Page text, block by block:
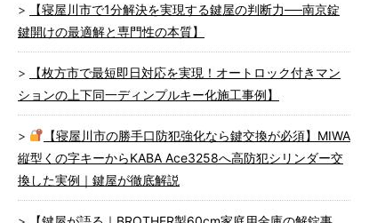
【寝屋川市で1分解決を実現する鍵屋の判断力──南京錠
鍵開けの最適解と専門性の本質】
【枚方市で最短即日対応を実現！オートロック付きマン
ションの上下同一ディンプルキー化施工事例】
【寝屋川市の勝手口防犯強化なら鍵交換が必須】MIWA
縦型くの字キーからKABA Ace3258へ高防犯シリンダー交
換した実例｜鍵屋が徹底解説